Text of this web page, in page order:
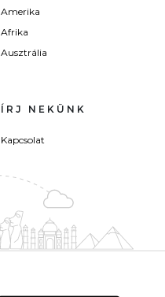
Amerika
Afrika
Ausztrália
ÍRJ NEKÜNK
Kapcsolat